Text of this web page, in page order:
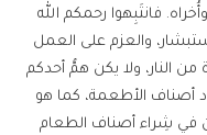
فانتَبِهوا رحمكم الله
والعزم على العمل
من النار، ولا يكن همُّ أحدكم
أصناف الأطعمة، كما هو
في شِراء أصناف الطعام